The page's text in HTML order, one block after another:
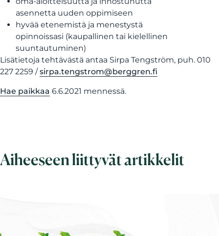
asennetta uuden oppimiseen
hyvää etenemistä ja menestystä
opinnoissasi (kaupallinen tai kielellinen
suuntautuminen)
Lisätietoja tehtävästä antaa Sirpa Tengström, puh. 010
227 2259 /sirpa.tengstrom@berggren.fi
Hae paikkaa 6.6.2021 mennessä.
Aiheeseen liittyvät artikkelit